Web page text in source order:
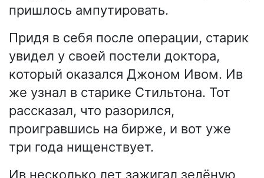
пришлось ампутировать.
Придя в себя после операции, старик
увидел у своей постели доктора,
который оказался Джоном Ивом. Ив
же узнал в старике Стильтона. Тот
рассказал, что разорился,
проигравшись на бирже, и вот уже
три года нищенствует.
Ив несколько лет зажигал зелёную